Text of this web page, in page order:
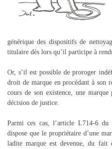
générique des dispositifs de
titulaire dès lors qu’il participe à
Or, s’il est possible de proroger
droit de marque en procédant à son
cours de son existence, une
décision de justice.
Parmi ces cas, l’article L714-6
dispose que le propriétaire d’une
ladite marque est devenue, du fait